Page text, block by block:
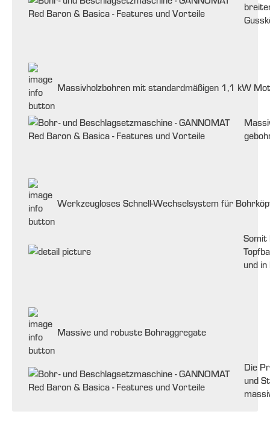
Massivholzbohren mit standardmäßigen 1,1 kW
Werkzeugloses Schnell-Wechselsystem für
Somit
und
Massive und robuste Bohraggregate
Die
und